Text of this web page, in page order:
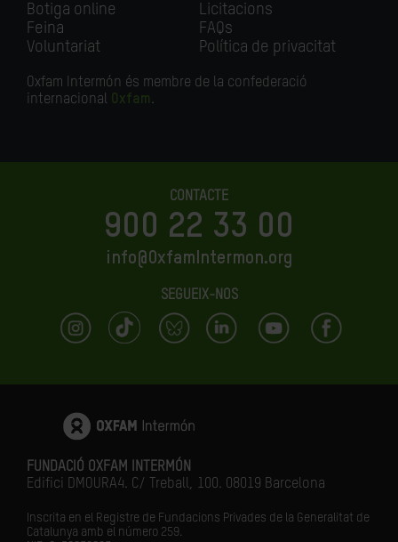
Botiga online
Feina
Voluntariat
Licitacions
FAQs
Política de privacitat
Oxfam Intermón és membre de la confederació
internacional Oxfam.
CONTACTE
900 22 33 00
info@OxfamIntermon.org
SEGUEIX-NOS
FUNDACIÓ OXFAM INTERMÓN
Edifici DMOURA4. C/ Treball, 100. 08019 Barcelona
Inscrita en el Registre de Fundacions Privades de la Generalitat de
Catalunya amb el número 259.